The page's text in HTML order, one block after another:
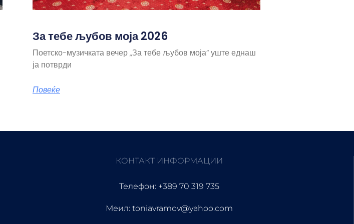
За тебе љубов моја 2026
Поетско-музичката вечер „За тебе љубов моја“ уште еднаш
ја потврди
Повеќе
КОНТАКТ ИНФОРМАЦИИ
Телефон: +389 70 319 735
Меил: toniavramov@yahoo.com